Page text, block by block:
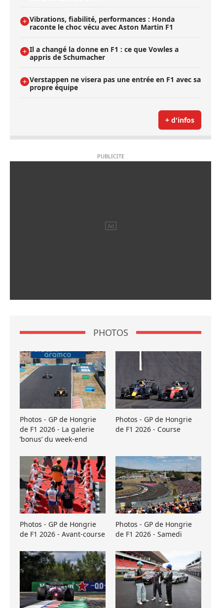
Vibrations, fiabilité, performances : Honda
raconte le choc vécu avec Aston Martin F1
Il a changé la donne en F1 : ce que Vowles a
appris de Schumacher
Verstappen ne visera pas une entrée en F1 avec sa
propre équipe
+ d'infos
PHOTOS
Photos - GP de Hongrie
de F1 2026 - La galerie
’bonus’ du week-end
Photos - GP de Hongrie
de F1 2026 - Course
Photos - GP de Hongrie
de F1 2026 - Avant-course
Photos - GP de Hongrie
de F1 2026 - Samedi